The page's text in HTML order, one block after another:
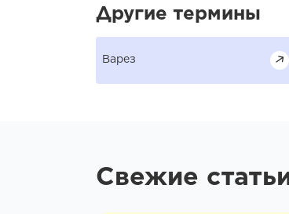
Другие термины
Варез
Свежие